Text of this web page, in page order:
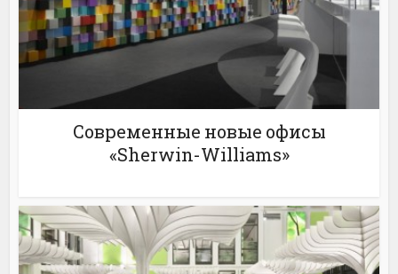
Современные новые офисы
«Sherwin-Williams»